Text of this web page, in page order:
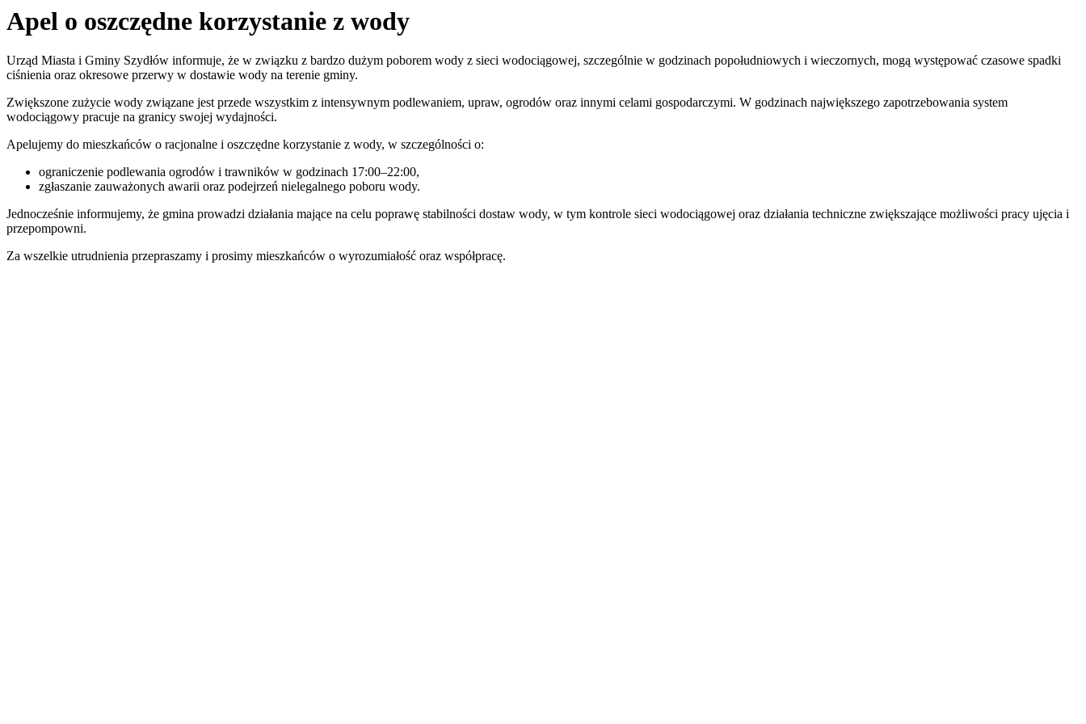
Apel o oszczędne korzystanie z wody
Urząd Miasta i Gminy Szydłów informuje, że w związku z bardzo dużym poborem wody z sieci wodociągowej, szczególnie w godzinach popołudniowych i wieczornych, mogą występować czasowe spadki
ciśnienia oraz okresowe przerwy w dostawie wody na terenie gminy.
Zwiększone zużycie wody związane jest przede wszystkim z intensywnym podlewaniem, upraw, ogrodów oraz innymi celami gospodarczymi. W godzinach największego zapotrzebowania system
wodociągowy pracuje na granicy swojej wydajności.
Apelujemy do mieszkańców o racjonalne i oszczędne korzystanie z wody, w szczególności o:
ograniczenie podlewania ogrodów i trawników w godzinach 17:00–22:00,
zgłaszanie zauważonych awarii oraz podejrzeń nielegalnego poboru wody.
Jednocześnie informujemy, że gmina prowadzi działania mające na celu poprawę stabilności dostaw wody, w tym kontrole sieci wodociągowej oraz działania techniczne zwiększające możliwości pracy ujęcia i
przepompowni.
Za wszelkie utrudnienia przepraszamy i prosimy mieszkańców o wyrozumiałość oraz współpracę.